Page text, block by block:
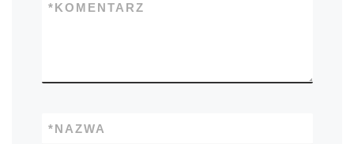
KOMENTARZ
*
NAZWA
*